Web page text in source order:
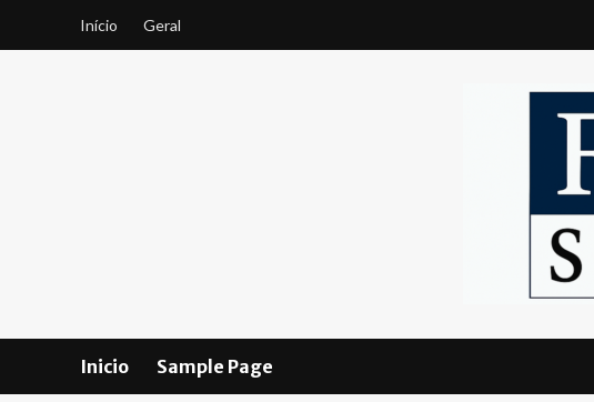
Início Geral
Inicio Sample Page